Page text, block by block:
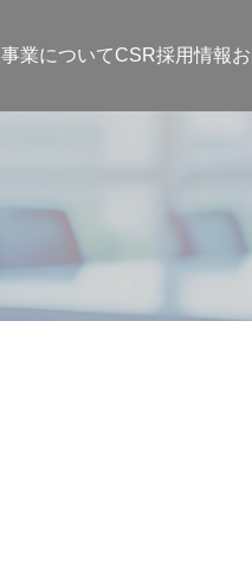
事業についてCSR採用情報